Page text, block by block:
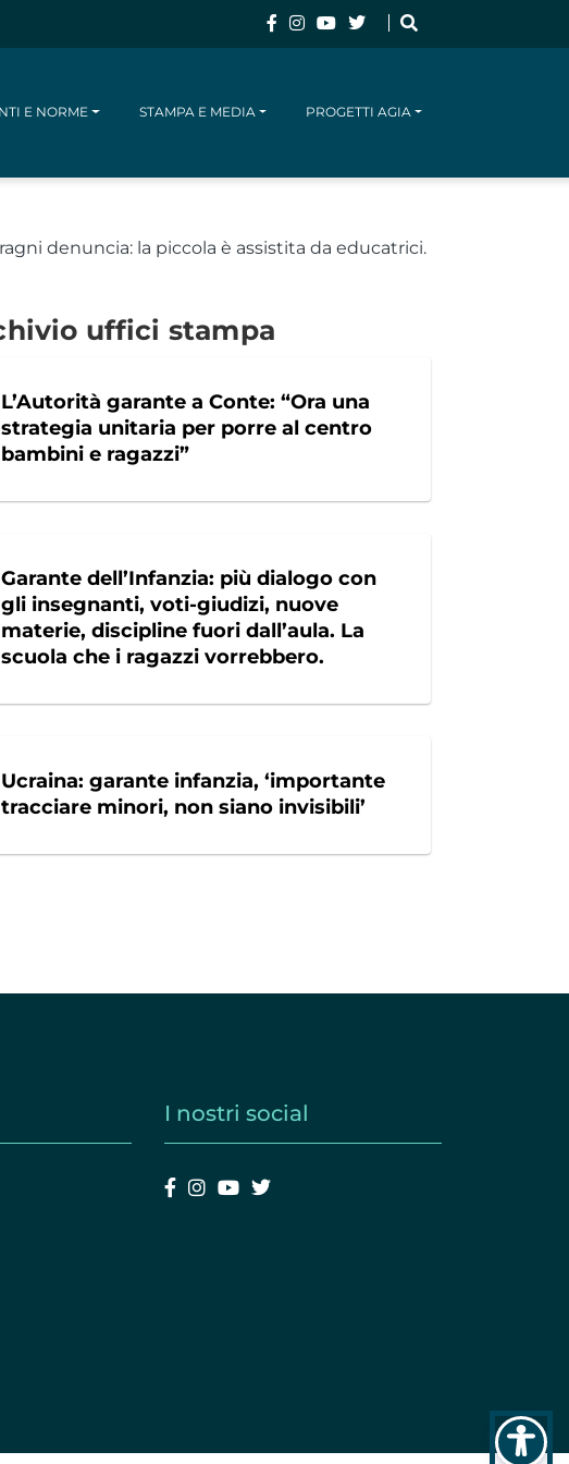
E NORME STAMPA E MEDIA PROGETTI AGIA
denuncia: la piccola è assistita da educatrici.
uffici stampa
L’Autorità garante a Conte: “Ora una
strategia unitaria per porre al centro
bambini e ragazzi”
Garante dell’Infanzia: più dialogo con
gli insegnanti, voti-giudizi, nuove
materie, discipline fuori dall’aula. La
scuola che i ragazzi vorrebbero.
Ucraina: garante infanzia, ‘importante
tracciare minori, non siano invisibili’
I nostri social